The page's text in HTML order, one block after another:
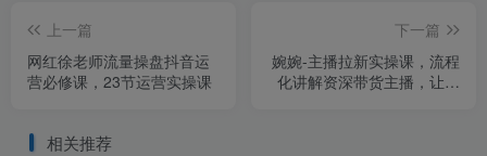
上一篇
网红徐老师流量操盘抖音运
营必修课，23节运营实操课
下一篇
婉婉-主播拉新实操课，流程
化讲解资深带货主播，让每
相关推荐